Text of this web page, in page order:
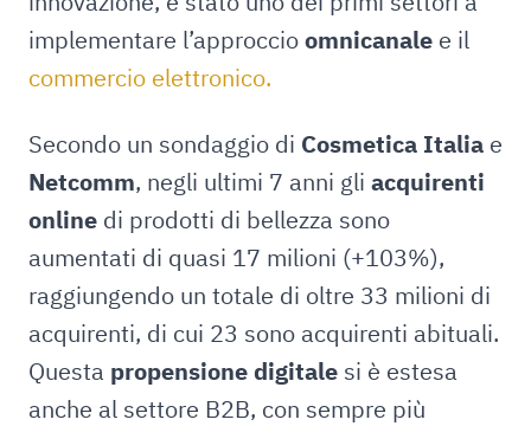
implementare l’approccioomnicanale e il
commercio elettronico.
Secondo un sondaggio di Cosmetica Italia e
Netcomm, negli ultimi 7 anni gli acquirenti
online di prodotti di bellezza sono
aumentati di quasi 17 milioni (+103%),
raggiungendo un totale di oltre 33 milioni di
acquirenti, di cui 23 sono acquirenti abituali.
Questa propensione digitale si è estesa
anche al settore B2B, con sempre più